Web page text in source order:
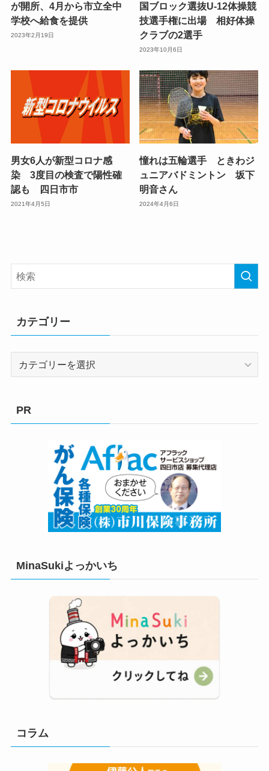
が開所、4月から市立全中
学校へ給食を提供
2023年2月19日
国ブロック選抜U-12体操競
技選手権に出場 相好体操
クラブの2選手
2023年10月6日
男女6人が新型コロナ感
染 3度目の検査で陽性確
認も 四日市市
2021年4月5日
憧れは五輪選手 ときわジ
ュニアバドミントン 坂下
明音さん
2024年4月6日
カテゴリー
PR
MinaSukiよっかいち
コラム